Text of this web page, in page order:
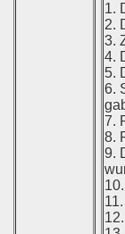
1.
2.
3.
4.
5.
6.
7.
8.
9.